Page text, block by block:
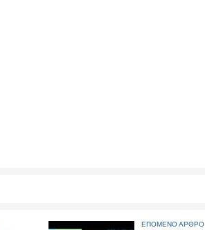
ΕΠΟΜΕΝΟ ΑΡΘΡΟ